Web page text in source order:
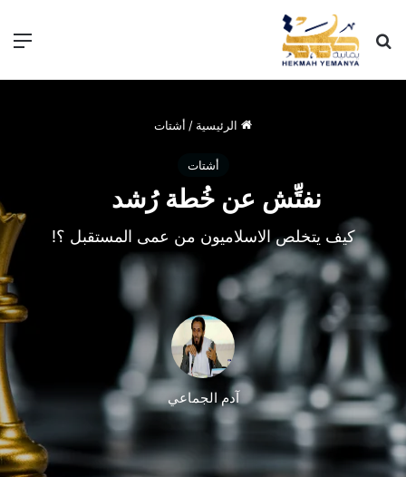
الرئيسية / أشتات
أشتات
نفتِّش عن خُطة رُشد
كيف يتخلص الاسلاميون من عمى المستقبل ؟!
آدم الجماعي